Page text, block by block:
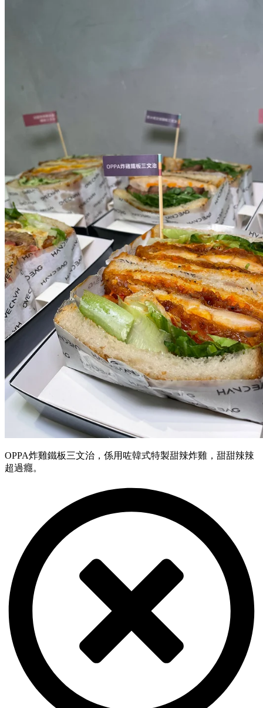
OPPA炸雞鐵板三文治，係用咗韓式特製甜辣炸雞，甜甜辣辣
超過癮。